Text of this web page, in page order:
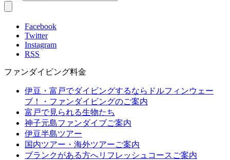
Facebook
Twitter
Instagram
RSS
ファンダイビング料金
伊豆・富戸でダイビングするならドルフィンウェー
ブ！・ファンダイビングのご案内
富戸で見られる生物たち
神子元島ファンダイブご案内
伊豆半島ツアー
国内ツアー・海外ツアーご案内
ブランクがある方へリフレッシュコースご案内